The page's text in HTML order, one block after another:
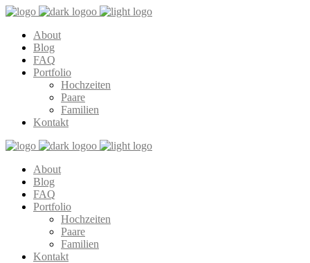
About
Blog
FAQ
Portfolio
Hochzeiten
Paare
Familien
Kontakt
About
Blog
FAQ
Portfolio
Hochzeiten
Paare
Familien
Kontakt